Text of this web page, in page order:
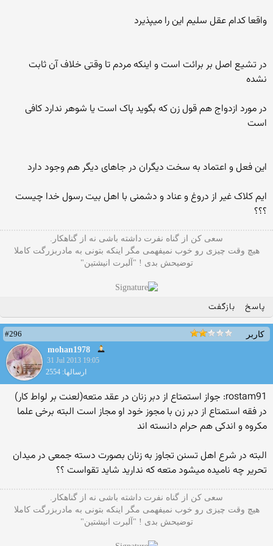
واقعا کدام عقل سلیم این را میپذیرد
در تشیع اصل بر برائت است و اینکه مردم تا وقتی خلاف آن ثابت
نشده
در مورد ازدواج هم قول زن که بگوید پاک است یا شوهر ندارد کافی
است
این فعل و اعتماد به سخت دیگران در جاهای دیگر هم وجود دارد
ایم کلاک غیر از دروغ و عناد و دشمنی با اهل بیت رسول خدا چیست
؟؟؟
سعی کن از گناه نفرت داشته باشی نه از گناهکار.
هیچ وقت چیزی رو خوب نمیفهمی مگر اینکه بتونی به مادربزرگت کاملا
توضیحش بدی ! "آلبرت انیشتین"
پاسخ بازگفت
کاربر
#296
mohan1978
31 Jul 2013 19:05
ارسالها: 2554
rostam91: جواز استمتاع از دبر زنان در عقد متعه(لعنت بر لواط کار)
در فقه استمتاع از دبر زن با مجوز خود او مجاز است البته برخی علما
مکروه و اندکی هم حرام دانسته اند
البته در شرع اهل تسنن تجاوز به زنان بصورت دسته جمعی در میدان
تحریر چه نامیده میشود متعه که ندارید شاید تقواست ؟؟
سعی کن از گناه نفرت داشته باشی نه از گناهکار.
هیچ وقت چیزی رو خوب نمیفهمی مگر اینکه بتونی به مادربزرگت کاملا
توضیحش بدی ! "آلبرت انیشتین"